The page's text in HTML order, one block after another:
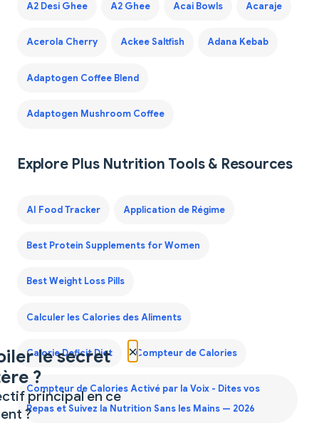
A2 Desi Ghee A2 Ghee Acai Bowls Acaraje
Acerola Cherry Ackee Saltfish Adana Kebab
Adaptogen Coffee Blend
Adaptogen Mushroom Coffee
Explore Plus Nutrition Tools & Resources
AI Food Tracker Application de Régime
Best Protein Supplements for Women
Best Weight Loss Pills
Calculer les Calories des Aliments
Calorie Deficit Diet Compteur de Calories
Compteur de Calories Activé par la Voix - Dites vos
Repas et Suivez la Nutrition Sans les Mains — 2026
×
le secret
?
principal en ce
?